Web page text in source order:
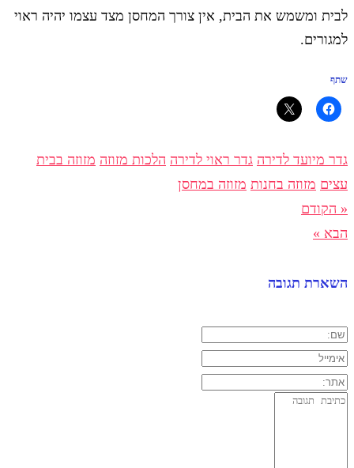
לבית ומשמש את הבית, אין צורך המחסן מצד עצמו יהיה ראוי
למגורים.
שתף
גדר מיועד לדירה גדר ראוי לדירה הלכות מזוזה מזוזה בבית
עצים מזוזה בחנות מזוזה במחסן
« הקודם
הבא »
השארת תגובה